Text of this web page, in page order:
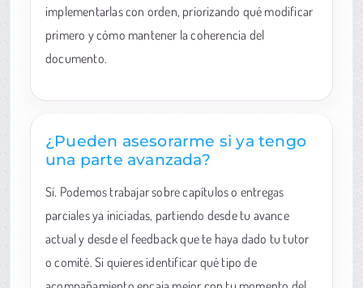
implementarlas con orden, priorizando qué modificar
primero y cómo mantener la coherencia del
documento.
¿Pueden asesorarme si ya tengo
una parte avanzada?
Sí. Podemos trabajar sobre capítulos o entregas
parciales ya iniciadas, partiendo desde tu avance
actual y desde el feedback que te haya dado tu tutor
o comité. Si quieres identificar qué tipo de